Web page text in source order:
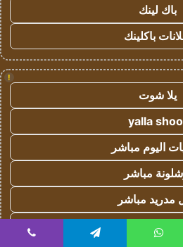
باك لينك
باكلينك
!
يلا شوت
yalla
اليوم مباشر
مباشر
مدريد مباشر
يلا شوت